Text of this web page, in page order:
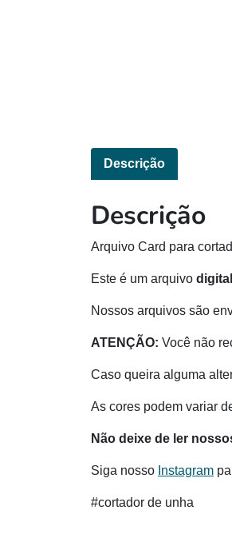
Descrição
Descrição
Arquivo Card para
Este é um arquivo digital
Nossos arquivos são
ATENÇÃO: Você não
Caso queira alguma
As cores podem variar
Não deixe de ler
Siga nosso Instagram
#cortador de unha